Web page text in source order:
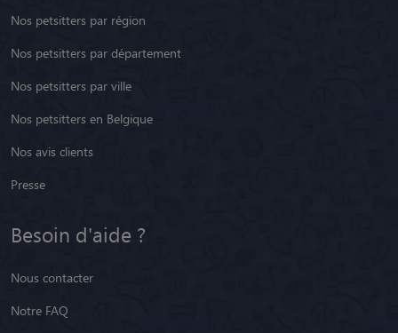
Nos petsitters par région
Nos petsitters par département
Nos petsitters par ville
Nos petsitters en Belgique
Nos avis clients
Presse
Besoin d'aide ?
Nous contacter
Notre FAQ